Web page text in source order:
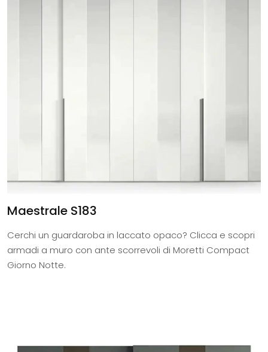
Maestrale S183
Cerchi un guardaroba in laccato opaco? Clicca e scopri
armadi a muro con ante scorrevoli di Moretti Compact
Giorno Notte.